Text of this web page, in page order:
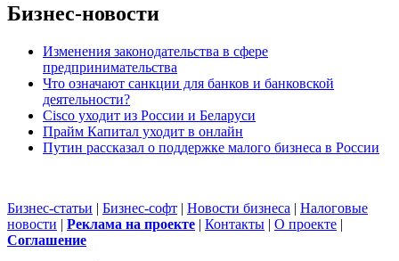
Бизнес-новости
Изменения законодательства в сфере
предпринимательства
Что означают санкции для банков и банковской
деятельности?
Cisco уходит из России и Беларуси
Прайм Капитал уходит в онлайн
Путин рассказал о поддержке малого бизнеса в России
Бизнес-статьи | Бизнес-софт | Новости бизнеса | Налоговые
новости | Реклама на проекте | Контакты | О проекте |
Cоглашение